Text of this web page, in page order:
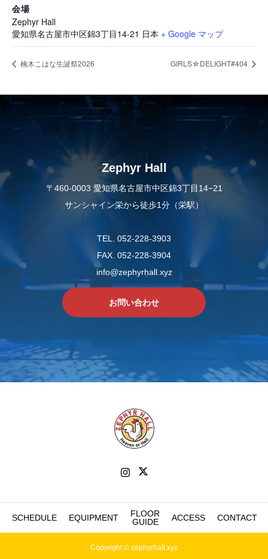
会場
Zephyr Hall
愛知県名古屋市中区錦3丁目14-21 日本 + Google マップ
楠木こはな生誕祭2026 GIRLS☆DELIGHT#404
Zephyr Hall
〒460-0003 愛知県名古屋市中区錦3丁目14−21
サンシャイン栄から徒歩1分（栄駅）
TEL. 052-228-3903
FAX. 052-228-3904
info@zephyrhall.xyz
お問い合わせ
SCHEDULE EQUIPMENT
FLOOR
GUIDE
ACCESS CONTACT
Copyright © zephyrhall.xyz